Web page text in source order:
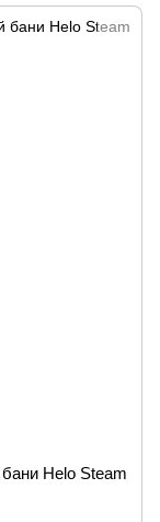
Helo Steam